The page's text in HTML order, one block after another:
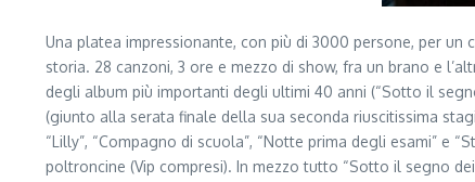
Una platea impressionante, con più di 3000 persone, per
storia. 28 canzoni, 3 ore e mezzo di show, fra un brano e
degli album più importanti degli ultimi 40 anni (“Sotto il
(giunto alla serata finale della sua seconda riuscitissima
“Lilly”, “Compagno di scuola”, “Notte prima degli esami” e
poltroncine (Vip compresi). In mezzo tutto “Sotto il segno